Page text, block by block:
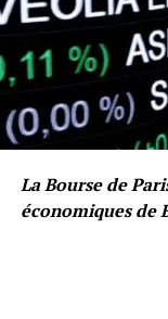
La Bourse de
économiques de